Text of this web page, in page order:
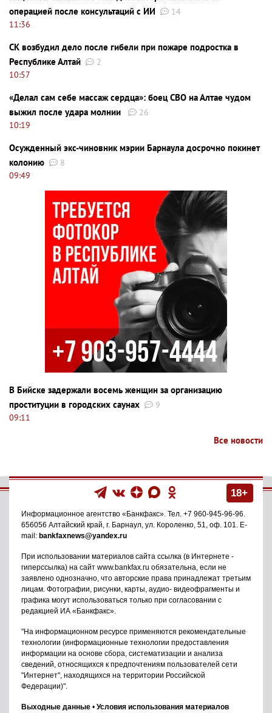
операцией после консультаций с ИИ
14
11:36
СК возбудил дело после гибели при пожаре подростка в
Республике Алтай
2
10:57
«Делал сам себе массаж сердца»: боец СВО на Алтае чудом
выжил после удара молнии
26
10:19
Осужденный экс-чиновник мэрии Барнаула досрочно покинет
колонию
8
09:49
В Бийске задержали восемь женщин за организацию
проституции в городских саунах
9
09:11
Все новости
18+
Информационное агентство «Банкфакс» . Тел. +7 960-945-96-96
656056 Алтайский край, г. Барнаул ул. Короленко, 51, оф. 101
. E-
mail: bankfaxnews@yandex.ru
При использовании материалов сайта ссылка (в Интернете -
гиперссылка) на сайт www.bankfax.ru обязательна, если не
заявлено однозначно, что авторские права принадлежат третьим
лицам. Фотографии, рисунки, карты, аудио- видеофрагменты и
графика могут использоваться только при согласовании с
редакцией ИА «Банкфакс».
"На информационном ресурсе применяются рекомендательные
технологии (информационные технологии предоставления
информации на основе сбора, систематизации и анализа
сведений, относящихся к предпочтениям пользователей сети
"Интернет", находящихся на территории Российской
Федерации)".
Выходные данные • Условия использования материалов